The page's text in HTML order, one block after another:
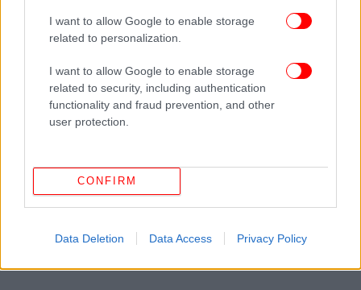
I want to allow Google to enable storage
related to personalization.
I want to allow Google to enable storage
related to security, including authentication
functionality and fraud prevention, and other
user protection.
CONFIRM
Data Deletion Data Access Privacy Policy